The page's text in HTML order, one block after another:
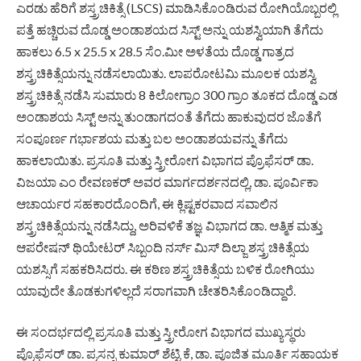
ಎರಡು ಹೆರಿಗೆ ಶಸ್ತ್ರಚಿಕಿತ್ಸೆ (LSCS) ಮಾಡಿಸಿಕೊಂಡಿರುವ ರೋಗಿಯೊಬ್ಬರಲ್ಲಿ
ಪತ್ತೆ ಹಚ್ಚಿರುವ ದೊಡ್ಡ ಅಂಡಾಶಯದ ಸಿಸ್ಟ್ ಅನ್ನು ಯಶಸ್ವಿಯಾಗಿ ತೆಗೆದು
ಹಾಕಲು 6.5 x 25.5 x 28.5 ಸೆಂ.ಮೀ ಅಳತೆಯ ದೊಡ್ಡ ಗಾತ್ರದ
ಶಸ್ತ್ರಚಿಕಿತ್ಸೆಯನ್ನು ನಡೆಸಲಾಯಿತು. ಲಾಪರೋಟಮಿ ಮೂಲಕ ಯಶಸ್ವಿ
ಶಸ್ತ್ರಚಿಕಿತ್ಸೆ ನಡೆಸಿ ಸುಮಾರು 8 ಕಿಲೋಗ್ರಾಂ 300 ಗ್ರಾಂ ತೂಕದ ದೊಡ್ಡ ಎಡ
ಅಂಡಾಶಯ ಸಿಸ್ಟ್ ಅನ್ನು ತುಂಡಾಗದಂತೆ ತೆಗೆದು ಹಾಕುವುದರ ಜೊತೆಗೆ
ಸಂಪೂರ್ಣ ಗರ್ಭಾಶಯ ಮತ್ತು ಬಲ ಅಂಡಾಶಯವನ್ನು ತೆಗೆದು
ಹಾಕಲಾಯಿತು. ಪ್ರಸೂತಿ ಮತ್ತು ಸ್ತ್ರೀರೋಗ ವಿಭಾಗದ ಪ್ರೊಫೆಸರ್ ಡಾ.
ವಿಜಯಾ ಎಂ ರೇವಣಕರ್ ಅವರ ಮಾರ್ಗದರ್ಶನದಲ್ಲಿ, ಡಾ. ಪೂರ್ವಿಕಾ
ಆಚಾರ್ಯರ ಸಹಕಾರದೊಂದಿಗೆ, ಈ ಕ್ಲಿಷ್ಟಕರವಾದ ಸವಾಲಿನ
ಶಸ್ತ್ರಚಿಕಿತ್ಸೆಯನ್ನು ನಡೆಸಿದ್ದು, ಅರಿವಳಿಕೆ ತಜ್ಞ ವಿಭಾಗದ ಡಾ. ಆತ್ಮಿಕ ಮತ್ತು
ಆಪರೇಷನ್ ಥಿಯೇಟರ್ ಸಿಬ್ಬಂದಿ ನರ್ಸ್ ಮಿಸ್ ದಿಲ್ಜಾ ಶಸ್ತ್ರಚಿಕಿತ್ಸೆಯ
ಯಶಸ್ಸಿಗೆ ಸಹಕರಿಸಿದರು. ಈ ಕಠಿಣ ಶಸ್ತ್ರಚಿಕಿತ್ಸೆಯ ಬಳಿಕ ರೋಗಿಯು
ಯಾವುದೇ ತೊಡಕುಗಳಿಲ್ಲದೆ ಸರಾಗವಾಗಿ ಚೇತರಿಸಿಕೊಂಡಿದ್ದಾರೆ.
ಈ ಸಂದರ್ಭದಲ್ಲಿ ಪ್ರಸೂತಿ ಮತ್ತು ಸ್ತ್ರೀರೋಗ ವಿಭಾಗದ ಮುಖ್ಯಸ್ಥರು
ಪ್ರೊಫೆಸರ್ ಡಾ. ಪ್ರಸನ್ನ ಕುಮಾರ್ ಶೆಟ್ಟಿ ಕೆ, ಡಾ. ಪೂಜಿತ ಮೂರ್ತಿ ಸಹಾಯಕ